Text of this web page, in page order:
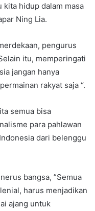
kita hidup dalam masa
Ning Lia.
pengurus
itu, memperingati
jangan hanya
rakyat saja “.
semua bisa
para pahlawan
dari belenggu
bangsa, ”Semua
harus menjadikan
ajang untuk